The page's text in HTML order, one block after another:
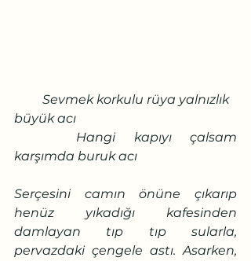
büyük acı
karşımda buruk acı
Serçesini camın önüne çıkarıp
henüz yıkadığı kafesinden
damlayan tıp tıp sularla,
pervazdaki çengele astı. Asarken,